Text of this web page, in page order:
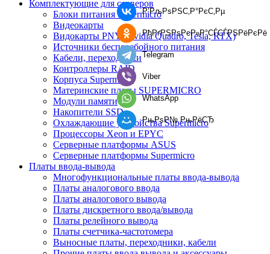
Комплектующие для серверов
Блоки питания Supermicro
Видеокарты
Видокарты PNY (Nvidia Quadro, Tesla, RTX)
Источники бесперебойного питания
Кабели, переходники
Контроллеры RAID
Корпуса Supermicro
Материнские платы SUPERMICRO
Модули памяти
Накопители SSD
Охлаждающие устройства Supermicro
Процессоры Xeon и EPYC
Серверные платформы ASUS
Серверные платформы Supermicro
Платы ввода-вывода
Многофункциональные платы ввода-вывода
Платы аналогового ввода
Платы аналогового вывода
Платы дискретного ввода/вывода
Платы релейного вывода
Платы счетчика-частотомера
Выносные платы, переходники, кабели
Р’РљРѕРЅС‚Р°РєС‚Рµ
РћРґРЅРѕРєР»Р°СЃСЃРЅРёРєРё
Telegram
Viber
WhatsApp
РњРѕР№ РњРёСЂ